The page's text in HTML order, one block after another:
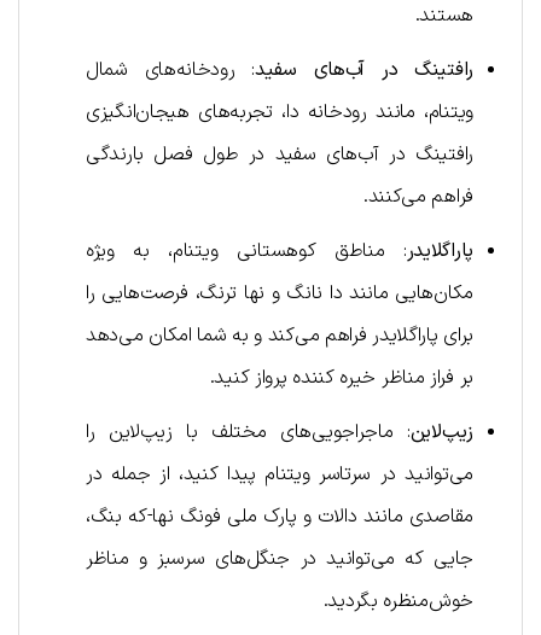
هستند.
رافتینگ در آب‌های سفید: رودخانه‌های شمال
ویتنام، مانند رودخانه دا، تجربه‌های هیجان‌انگیزی
رافتینگ در آب‌های سفید در طول فصل بارندگی
فراهم می‌کنند.
پاراگلایدر: مناطق کوهستانی ویتنام، به ویژه
مکان‌هایی مانند دا نانگ و نها ترنگ، فرصت‌هایی را
برای پاراگلایدر فراهم می‌کند و به شما امکان می‌دهد
بر فراز مناظر خیره کننده پرواز کنید.
زیپ‌لاین: ماجراجویی‌های مختلف با زیپ‌لاین را
می‌توانید در سرتاسر ویتنام پیدا کنید، از جمله در
مقاصدی مانند دالات و پارک ملی فونگ نها-که بنگ،
جایی که می‌توانید در جنگل‌های سرسبز و مناظر
خوش‌منظره بگردید.